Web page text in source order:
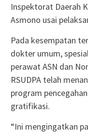
Inspektorat Daerah
Asmono usai
Pada kesempatan
dokter umum,
perawat ASN dan
RSUDPA telah
program
gratifikasi.
“Ini mengingatkan